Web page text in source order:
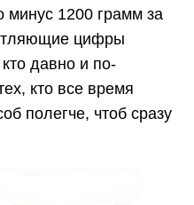
минус 1200 грамм за
цифры
давно и по-
кто все время
полегче, чтоб сразу